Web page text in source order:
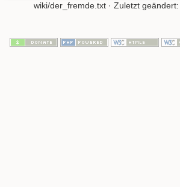
wiki/der_fremde.txt · Zuletzt geändert: